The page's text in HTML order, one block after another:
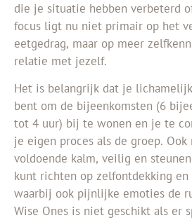
die je situatie hebben verbeterd
focus ligt nu niet primair op het
eetgedrag, maar op meer
relatie met jezelf.
Het is belangrijk dat je
bent om de bijeenkomsten (6
tot 4 uur) bij te wonen en je te
je eigen proces als de groep.
voldoende kalm, veilig en
kunt richten op zelfontdekking
waarbij ook pijnlijke emoties de
Wise Ones is niet geschikt als er